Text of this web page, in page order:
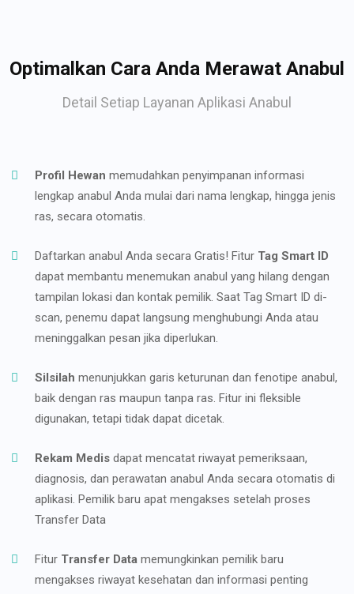
Optimalkan Cara Anda Merawat Anabul
Detail Setiap Layanan Aplikasi Anabul
Profil Hewan memudahkan penyimpanan informasi
lengkap anabul Anda mulai dari nama lengkap, hingga jenis
ras, secara otomatis.
Daftarkan anabul Anda secara Gratis! Fitur Tag Smart ID
dapat membantu menemukan anabul yang hilang dengan
tampilan lokasi dan kontak pemilik. Saat Tag Smart ID di-
scan, penemu dapat langsung menghubungi Anda atau
meninggalkan pesan jika diperlukan.
Silsilah menunjukkan garis keturunan dan fenotipe anabul,
baik dengan ras maupun tanpa ras. Fitur ini fleksible
digunakan, tetapi tidak dapat dicetak.
Rekam Medis dapat mencatat riwayat pemeriksaan,
diagnosis, dan perawatan anabul Anda secara otomatis di
aplikasi. Pemilik baru apat mengakses setelah proses
Transfer Data
Fitur Transfer Data memungkinkan pemilik baru
mengakses riwayat kesehatan dan informasi penting